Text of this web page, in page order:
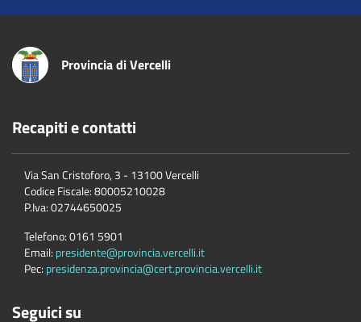
Provincia di Vercelli
Recapiti e contatti
Via San Cristoforo, 3 - 13100 Vercelli
Codice Fiscale:80005210028
P.Iva:02744650025
Telefono:0161 5901
Email: presidente@provincia.vercelli.it
Pec: presidenza.provincia@cert.provincia.vercelli.it
Seguici su